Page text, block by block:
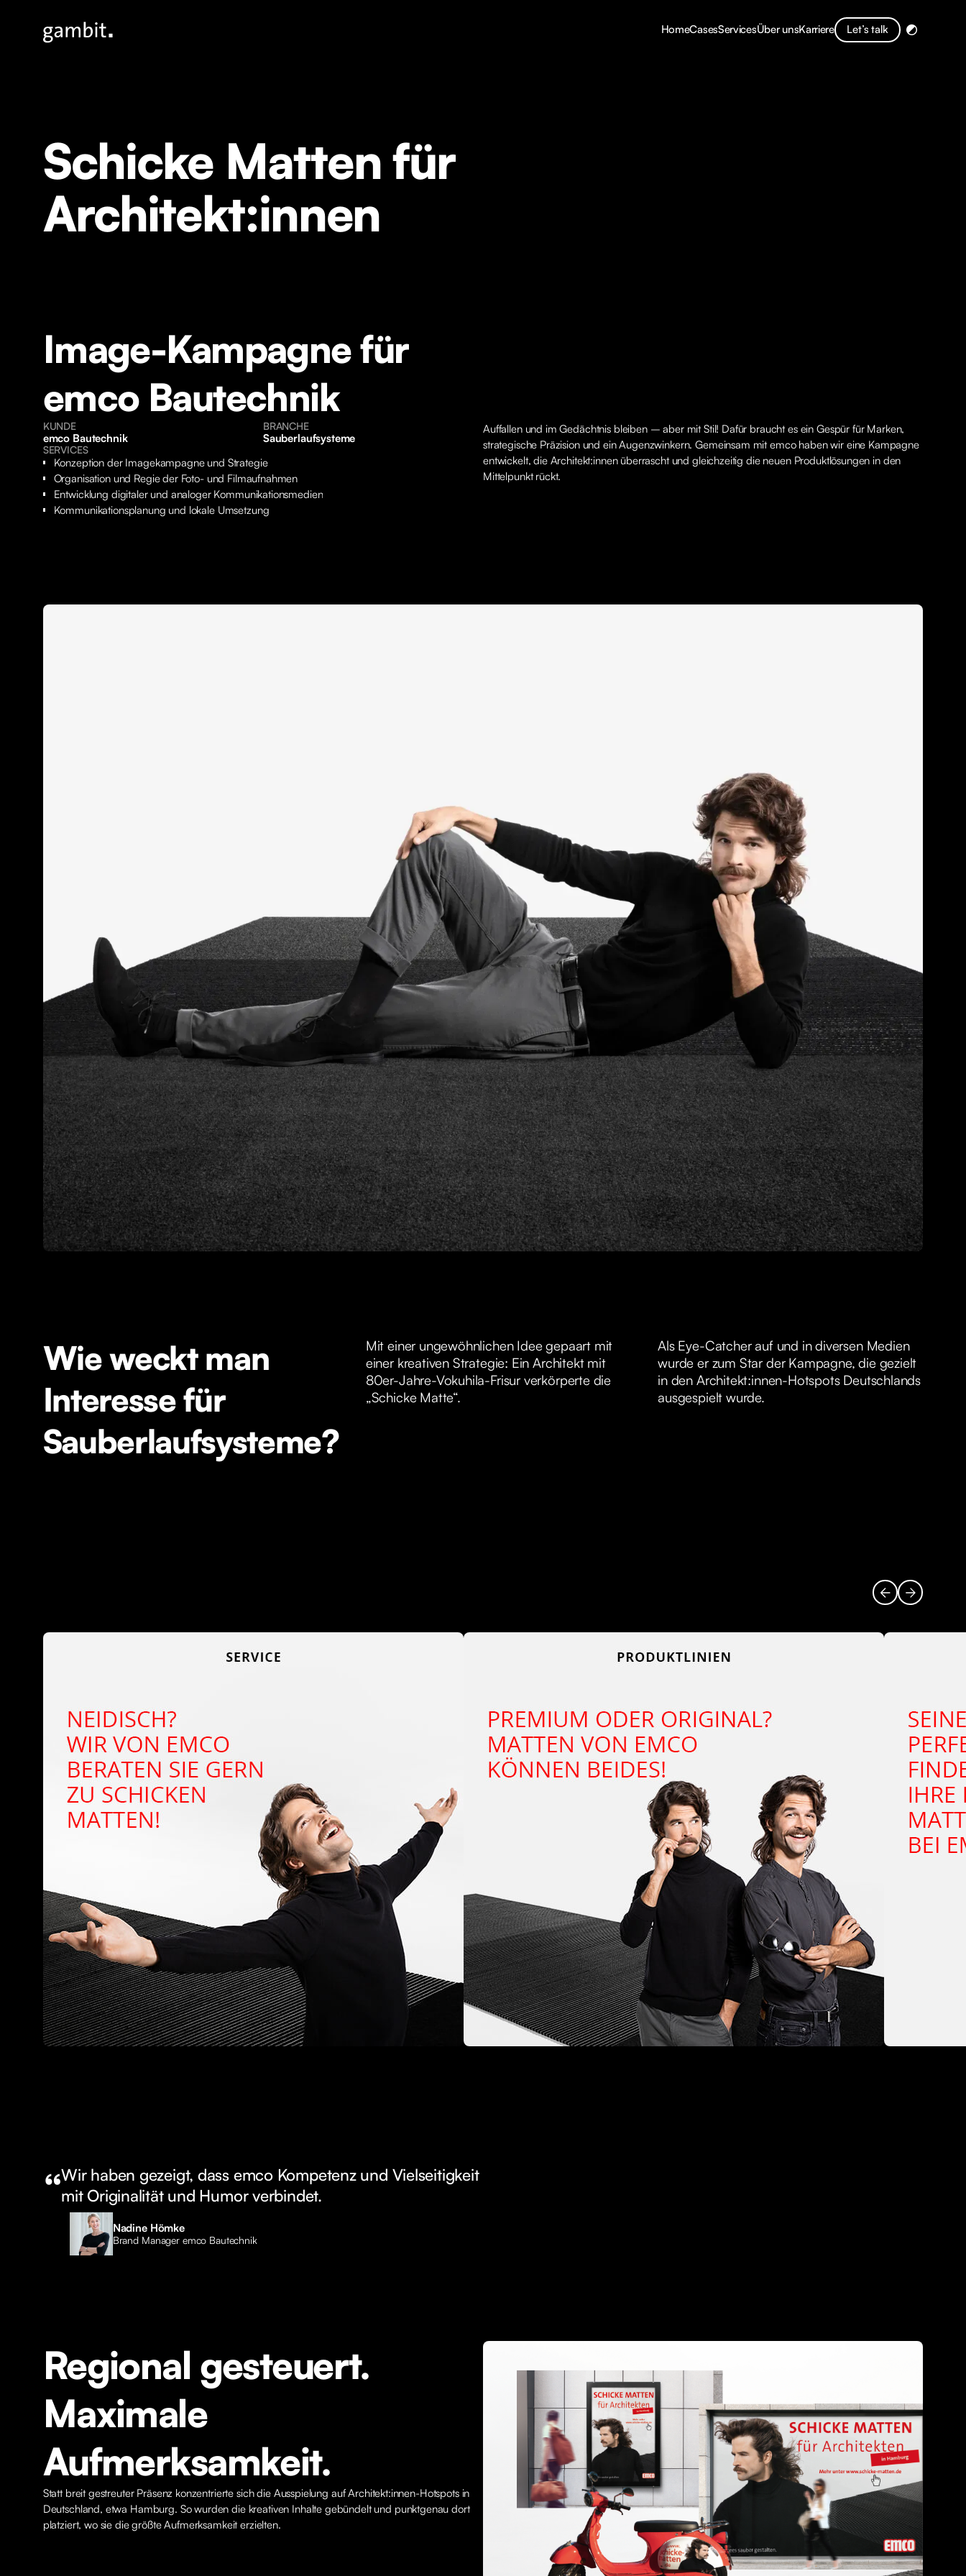
HomeCasesServicesÜber unsKarriere Let’s talk
Schicke Matten für
Architekt:innen
Image-Kampagne für
emco Bautechnik
KUNDE
emco Bautechnik
BRANCHE
Sauberlaufsysteme
SERVICES
Konzeption der Imagekampagne und Strategie
Organisation und Regie der Foto- und Filmaufnahmen
Entwicklung digitaler und analoger Kommunikationsmedien
Kommunikationsplanung und lokale Umsetzung
Auffallen und im Gedächtnis bleiben – aber mit Stil! Dafür braucht es ein Gespür für Marken,
strategische Präzision und ein Augenzwinkern. Gemeinsam mit emco haben wir eine Kampagne
entwickelt, die Architekt:innen überrascht und gleichzeitig die neuen Produktlösungen in den
Mittelpunkt rückt.
Wie weckt man
Interesse für
Sauberlaufsysteme?
Mit einer ungewöhnlichen Idee gepaart mit
einer kreativen Strategie: Ein Architekt mit
80er-Jahre-Vokuhila-Frisur verkörperte die
„Schicke Matte“.
Als Eye-Catcher auf und in diversen Medien
wurde er zum Star der Kampagne, die gezielt
in den Architekt:innen-Hotspots Deutschlands
ausgespielt wurde.
“Wir haben gezeigt, dass emco Kompetenz und Vielseitigkeit
mit Originalität und Humor verbindet.
Nadine Hömke
Brand Manager emco Bautechnik
Regional gesteuert.
Maximale
Aufmerksamkeit.
Statt breit gestreuter Präsenz konzentrierte sich die Ausspielung auf Architekt:innen-Hotspots in
Deutschland, etwa Hamburg. So wurden die kreativen Inhalte gebündelt und punktgenau dort
platziert, wo sie die größte Aufmerksamkeit erzielten.